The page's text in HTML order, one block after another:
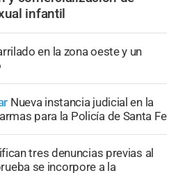
infantil
en la zona oeste y un
Nueva instancia judicial en la
para la Policía de Santa Fe
tres denuncias previas al
se incorpore a la